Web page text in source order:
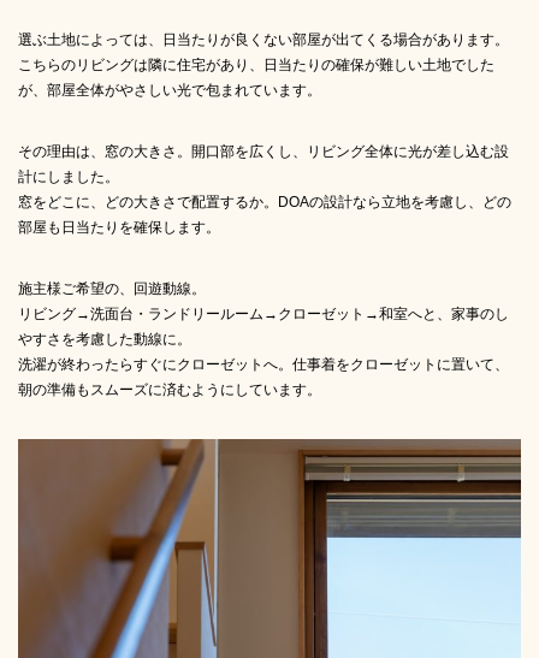
選ぶ土地によっては、日当たりが良くない部屋が出てくる場合があります。
こちらのリビングは隣に住宅があり、日当たりの確保が難しい土地でした
が、部屋全体がやさしい光で包まれています。
その理由は、窓の大きさ。開口部を広くし、リビング全体に光が差し込む設
計にしました。
窓をどこに、どの大きさで配置するか。DOAの設計なら立地を考慮し、どの
部屋も日当たりを確保します。
施主様ご希望の、回遊動線。
リビング→洗面台・ランドリールーム→クローゼット→和室へと、家事のし
やすさを考慮した動線に。
洗濯が終わったらすぐにクローゼットへ。仕事着をクローゼットに置いて、
朝の準備もスムーズに済むようにしています。